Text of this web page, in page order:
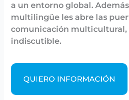
a un entorno global.
multilingüe les abre las
comunicación multicultural,
indiscutible.
QUIERO INFORMACIÓN